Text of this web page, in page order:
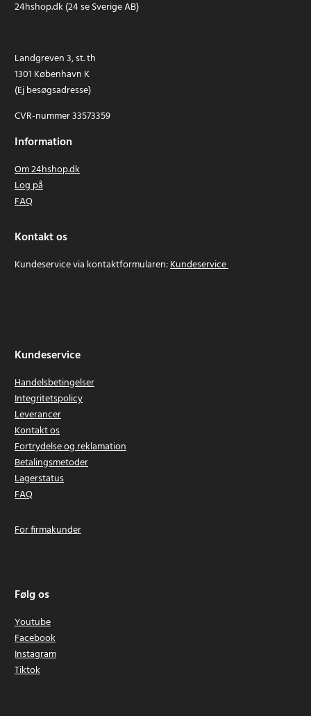
24hshop.dk (24 se Sverige AB)
Landgreven 3, st. th
1301 København K
(Ej besøgsadresse)
CVR-nummer 33573359
Information
Om 24hshop.dk
Log på
FAQ
Kontakt os
Kundeservice via kontaktformularen:Kundeservice
Kundeservice
Handelsbetingelser
Integritetspolicy
Leverancer
Kontakt os
Fortrydelse og reklamation
Betalingsmetoder
Lagerstatus
FAQ
For firmakunder
Følg os
Youtube
Facebook
Instagram
Tiktok